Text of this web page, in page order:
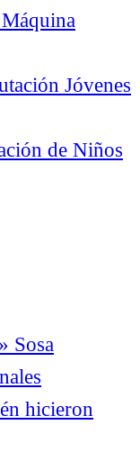
Jóvenes
de Niños
Sosa
hicieron